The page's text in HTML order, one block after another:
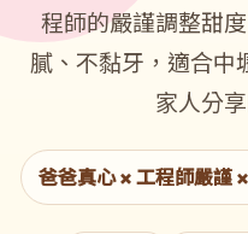
程師的嚴謹調整甜
膩、不黏牙，適合中
家人分
爸爸真心 × 工程師嚴謹